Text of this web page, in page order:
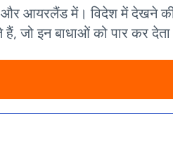
और आयरलैंड में। विदेश में
जो इन बाधाओं को पार कर देता